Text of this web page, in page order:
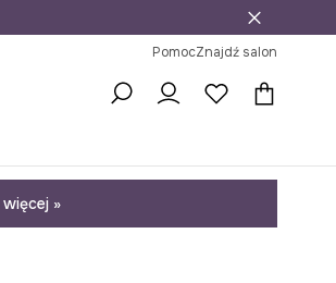
PomocZnajdź salon
»